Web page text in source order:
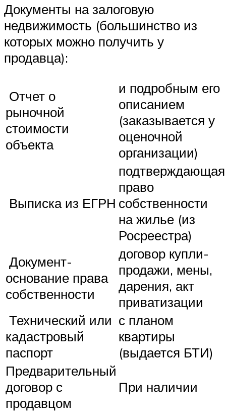
Документы на залоговую
недвижимость (большинство из
которых можно получить у
продавца):
Отчет о
рыночной
стоимости
объекта
и подробным его
описанием
(заказывается у
оценочной
организации)
Выписка из ЕГРН
подтверждающая
право
собственности
на жилье (из
Росреестра)
Документ-
основание права
собственности
договор купли-
продажи, мены,
дарения, акт
приватизации
Технический или
кадастровый
паспорт
с планом
квартиры
(выдается БТИ)
Предварительный
договор с
продавцом
При наличии